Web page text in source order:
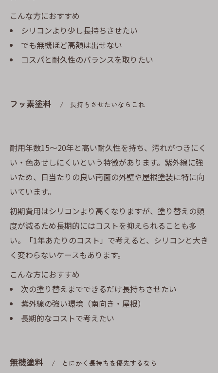
こんな方におすすめ
シリコンより少し長持ちさせたい
でも無機ほど高額は出せない
コスパと耐久性のバランスを取りたい
フッ素塗料 長持ちさせたいならこれ
耐用年数15〜20年と高い耐久性を持ち、汚れがつきにく
い・色あせしにくいという特徴があります。紫外線に強
いため、日当たりの良い南面の外壁や屋根塗装に特に向
いています。
初期費用はシリコンより高くなりますが、塗り替えの頻
度が減るため長期的にはコストを抑えられることも多
い。「1年あたりのコスト」で考えると、シリコンと大き
く変わらないケースもあります。
こんな方におすすめ
次の塗り替えまでできるだけ長持ちさせたい
紫外線の強い環境（南向き・屋根）
長期的なコストで考えたい
無機塗料 とにかく長持ちを優先するなら